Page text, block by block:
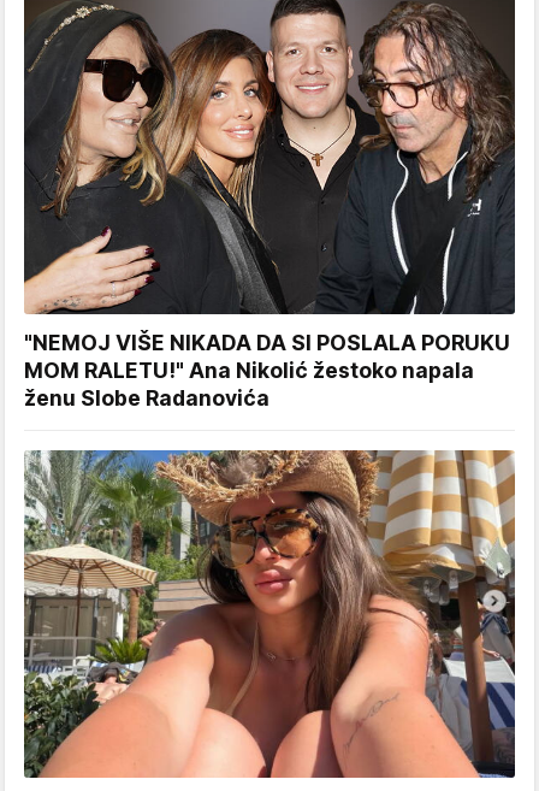
"NEMOJ VIŠE NIKADA DA SI POSLALA PORUKU
MOM RALETU!" Ana Nikolić žestoko napala
ženu Slobe Radanovića